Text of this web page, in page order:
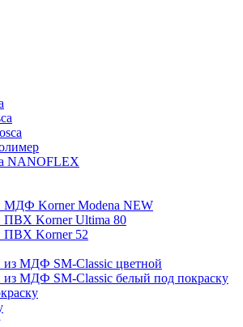
NANOFLEX
МДФ Korner Modena NEW
ПВХ Korner Ultima 80
ПВХ Korner 52
МДФ SM-Classic цветной
МДФ SM-Classic белый под покраску